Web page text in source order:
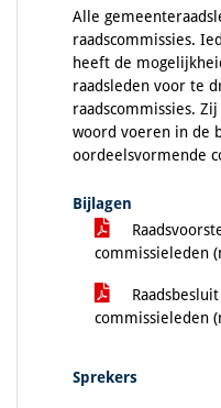
Alle
raadscommissies.
heeft de
raadsleden voor te
raadscommissies.
woord voeren in de
oordeelsvormende
Bijlagen
commissieleden
commissieleden
Sprekers